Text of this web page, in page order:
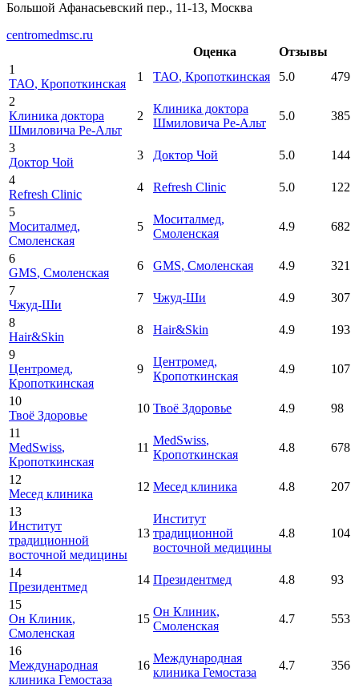
Большой Афанасьевский пер., 11-13, Москва
centromedmsc.ru
Оценка
Отзывы
1
ТАО, Кропоткинская
1 ТАО, Кропоткинская 5.0
479
2
Клиника доктора
Шмиловича Ре-Альт
2
Клиника доктора
Шмиловича Ре-Альт
5.0 385
3
Доктор Чой
3 Доктор Чой 5.0
144
4
Refresh Clinic
4 Refresh Clinic 5.0
122
5
Моситалмед,
Смоленская
5
Моситалмед,
Смоленская
4.9 682
6
GMS, Смоленская
6 GMS, Смоленская 4.9
321
7
Чжуд-Ши
7 Чжуд-Ши 4.9
307
8
Hair&Skin
8 Hair&Skin 4.9
193
9
Центромед,
Кропоткинская
9
Центромед,
Кропоткинская
4.9 107
10
Твоё Здоровье
10 Твоё Здоровье 4.9
98
11
MedSwiss,
Кропоткинская
11
MedSwiss,
Кропоткинская
4.8 678
12
Месед клиника
12 Месед клиника 4.8
207
13
Институт
традиционной
восточной медицины
13
Институт
традиционной
восточной медицины
4.8 104
14
Президентмед
14 Президентмед 4.8
93
15
Он Клиник,
Смоленская
15
Он Клиник,
Смоленская
4.7 553
16
Международная
клиника Гемостаза
16
Международная
клиника Гемостаза
4.7 356